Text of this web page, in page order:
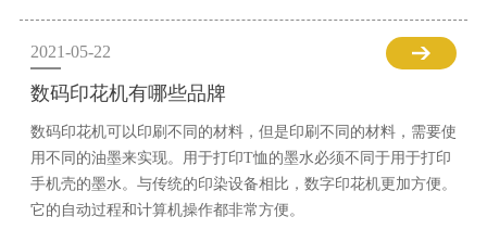
2021-05-22
数码印花机有哪些品牌
数码印花机可以印刷不同的材料，但是印刷不同的材料，需要使
用不同的油墨来实现。用于打印T恤的墨水必须不同于用于打印
手机壳的墨水。与传统的印染设备相比，数字印花机更加方便。
它的自动过程和计算机操作都非常方便。